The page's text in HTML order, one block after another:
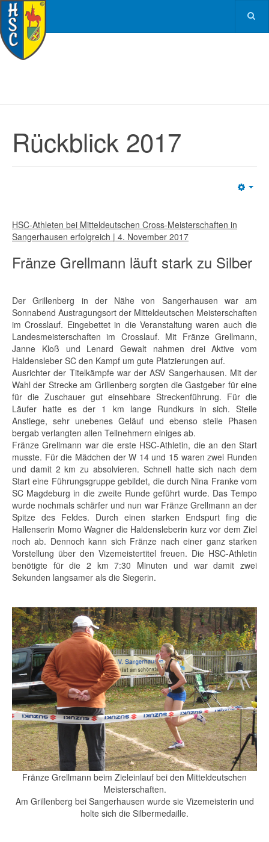
Rückblick 2017
HSC-Athleten bei Mitteldeutschen Cross-Meisterschaften in
Sangerhausen erfolgreich | 4. November 2017
Fränze Grellmann läuft stark zu Silber
Der Grillenberg in der Nähe von Sangerhausen war am
Sonnabend Austragungsort der Mitteldeutschen Meisterschaften
im Crosslauf. Eingebettet in die Veranstaltung waren auch die
Landesmeisterschaften im Crosslauf. Mit Fränze Grellmann,
Janne Kloß und Lenard Gewalt nahmen drei Aktive vom
Haldensleber SC den Kampf um gute Platzierungen auf.
Ausrichter der Titelkämpfe war der ASV Sangerhausen. Mit der
Wahl der Strecke am Grillenberg sorgten die Gastgeber für eine
für die Zuschauer gut einsehbare Streckenführung. Für die
Läufer hatte es der 1 km lange Rundkurs in sich. Steile
Anstiege, sehr unebenes Geläuf und ebenso steile Phasen
bergab verlangten allen Teilnehmern einiges ab.
Fränze Grellmann war die erste HSC-Athletin, die an den Start
musste. Für die Mädchen der W 14 und 15 waren zwei Runden
und damit 2 km zu absolvieren. Schnell hatte sich nach dem
Start eine Führungsgruppe gebildet, die durch Nina Franke vom
SC Magdeburg in die zweite Runde geführt wurde. Das Tempo
wurde nochmals schärfer und nun war Fränze Grellmann an der
Spitze des Feldes. Durch einen starken Endspurt fing die
Hallenserin Momo Wagner die Haldensleberin kurz vor dem Ziel
noch ab. Dennoch kann sich Fränze nach einer ganz starken
Vorstellung über den Vizemeistertitel freuen. Die HSC-Athletin
benötigte für die 2 km 7:30 Minuten und war damit zwei
Sekunden langsamer als die Siegerin.
Fränze Grellmann beim Zieleinlauf bei den Mitteldeutschen
Meisterschaften.
Am Grillenberg bei Sangerhausen wurde sie Vizemeisterin und
holte sich die Silbermedaille.